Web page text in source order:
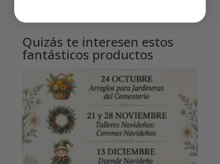
Quizás te interesen estos
fantásticos productos